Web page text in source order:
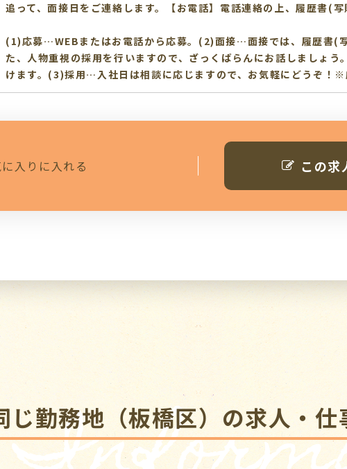
追って、面接日をご連絡します。【お電話】電話連絡の上、履歴書(写
(1)応募…WEBまたはお電話から応募。(2)面接…面接では、履歴書(
た、人物重視の採用を行いますので、ざっくばらんにお話しましょう
けます。(3)採用…入社日は相談に応じますので、お気軽にどうぞ！※
入りに入れる この求
じ勤務地（板橋区）の求人・仕